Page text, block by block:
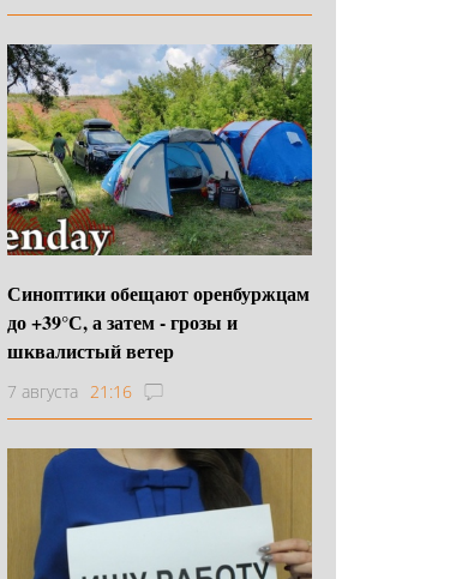
Синоптики обещают оренбуржцам
до +39°С, а затем - грозы и
шквалистый ветер
7 августа 21:16